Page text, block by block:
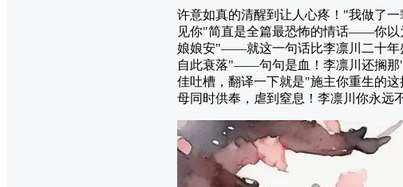
许意如真的清醒到让人心疼！"我做了
见你"简直是全篇最恐怖的情话——你以
娘娘安"——就这一句话比李凛川二十年
自此衰落"——句句是血！李凛川还搁
佳吐槽，翻译一下就是"施主你重生的
母同时供奉，虐到窒息！李凛川你永远